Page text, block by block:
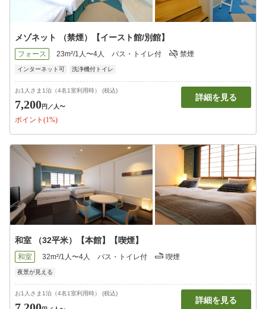
メゾネット （禁煙）【イースト館/別館】
フォース 23m²/1人〜4人 バス・トイレ付 禁煙
インターネット可 洗浄機付トイレ
お1人さま1泊（4名1室利用時） (税込)
7,200円 ／人〜
ポイント(1%)
詳細を見る
和室 （32平米）【本館】【喫煙】
和室 32m²/1人〜4人 バス・トイレ付 喫煙
夜景が見える
お1人さま1泊（4名1室利用時） (税込)
詳細を見る